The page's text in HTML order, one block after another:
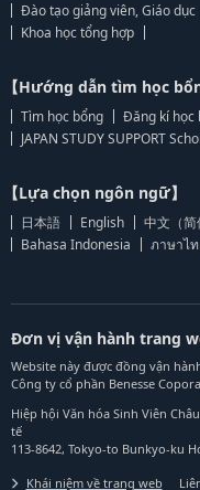
Đào tạo giảng viên, Giáo dục
Khoa học tổng hợp
【Hướng dẫn tìm học
Tìm học bổng
Đăng kí học
JAPAN STUDY SUPPORT
【Lựa chọn ngôn ngữ】
日本語 English 中文（简
Bahasa Indonesia
ภาษาไ
Đơn vị vận hành trang
Website này được đồng vận
Công ty cổ phần Benesse
Hiệp hội Văn hóa Sinh Viên
tế
113-8642, Tokyo-to Bunkyo-ku
Khái niệm về trang web